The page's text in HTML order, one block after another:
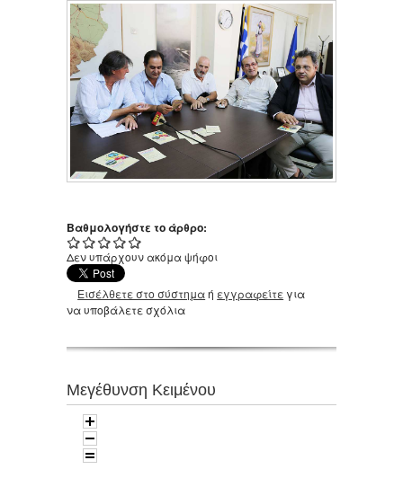
Βαθμολογήστε το άρθρο:
Δεν υπάρχουν ακόμα ψήφοι
Εισέλθετε στο σύστημαή εγγραφείτε για
να υποβάλετε σχόλια
Μεγέθυνση Κειμένου